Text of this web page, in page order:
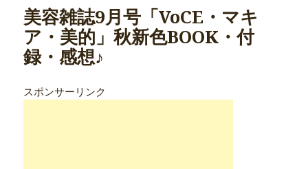
美容雑誌9月号「VoCE・マキ
ア・美的」秋新色BOOK・付
録・感想♪
スポンサーリンク